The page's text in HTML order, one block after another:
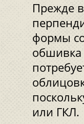
Прежде
формы
обшивка
или ГКЛ.